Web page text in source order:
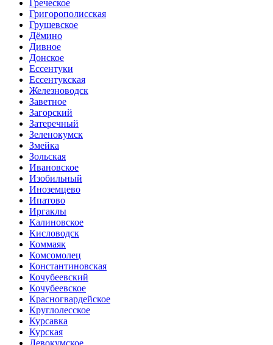
Греческое
Григорополисская
Грушевское
Дёмино
Дивное
Донское
Ессентуки
Ессентукская
Железноводск
Заветное
Загорский
Затеречный
Зеленокумск
Змейка
Зольская
Ивановское
Изобильный
Иноземцево
Ипатово
Иргаклы
Калиновское
Кисловодск
Коммаяк
Комсомолец
Константиновская
Кочубеевский
Кочубеевское
Красногвардейское
Круглолесское
Курсавка
Курская